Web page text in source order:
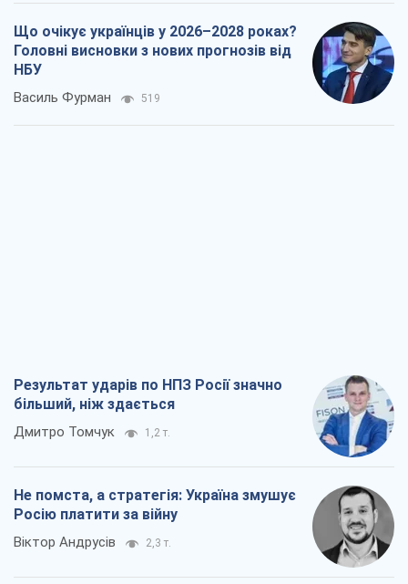
Що очікує українців у 2026–2028 роках?
Головні висновки з нових прогнозів від
НБУ
Василь Фурман 519
Результат ударів по НПЗ Росії значно
більший, ніж здається
Дмитро Томчук 1,2 т.
Не помста, а стратегія: Україна змушує
Росію платити за війну
Віктор Андрусів 2,3 т.